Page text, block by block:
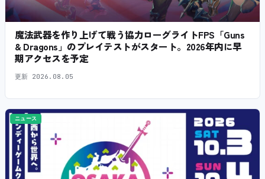
魔法武器を作り上げて戦う協力ローグライトFPS「Guns
& Dragons」のプレイテストがスタート。2026年内に早
期アクセスを予定
更新 2026.08.05
ニュース